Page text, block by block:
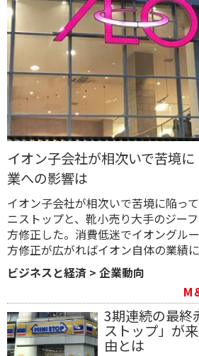
イオン子会社が相次いで苦境
業への影響は
イオン子会社が相次いで苦境に陥っ
ニストップと、靴小売り大手のジー
方修正した。消費低迷でイオングル
方修正が広がればイオン自体の業績
ビジネスと経済 > 企業動向
M
3期連続の最終
ストップ」が
由とは